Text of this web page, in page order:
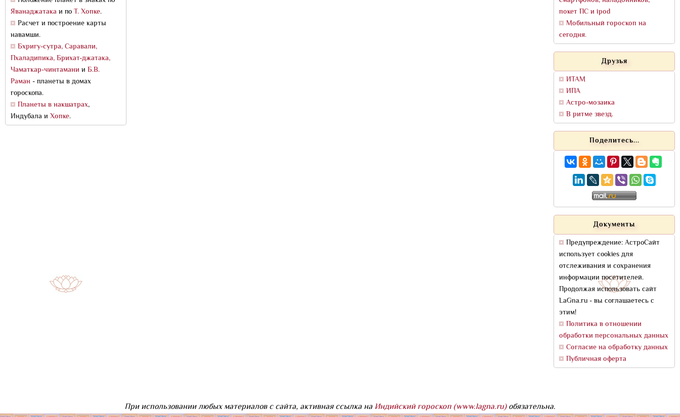
Яванаджатака и поТ. Хопке.
Расчет и построение карты
навамши.
Бхригу-сутра, Саравали,
Пхаладипика, Брихат-джатака,
Чаматкар-чинтамани и Б.В.
Раман - планеты в домах
гороскопа.
Планеты в накшатрах,
Индубала и Хопке.
покет ПС и ipod
Мобильный гороскоп на
сегодня.
Друзья
ИТАМ
ИПА
Астро-мозаика
В ритме звезд.
Поделитесь...
Документы
Предупреждение: АстроСайт
использует cookies для
отслеживания и сохранения
информации посетителей.
Продолжая использовать сайт
LaGna.ru - вы соглашаетесь с
этим!
Политика в отношении
обработки персональных данных
Согласие на обработку данных
Публичная оферта
При использовании любых материалов с сайта, активная ссылка на Индийский гороскоп (www.lagna.ru)обязательна.